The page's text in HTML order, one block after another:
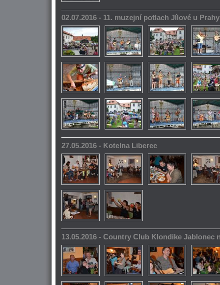
02.07.2016 - 11. muzejní potlach Jílové u Prahy
27.05.2016 - Kotelna Liberec
13.05.2016 - Country Club Klondike Jablonec